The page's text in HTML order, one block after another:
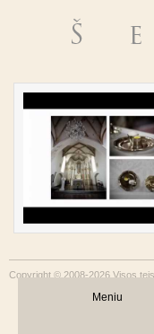
Meniu
Copyright © 2008-2026 Visos